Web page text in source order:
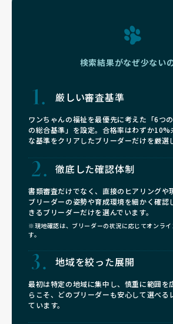
検索結果がなぜ少ない
厳しい審査基準
ワンちゃんの福祉を最優先に考えた「6つ
の総合基準」を設定。合格率はわずか10%
な基準をクリアしたブリーダーだけを厳選
徹底した確認体制
書類審査だけでなく、直接のヒアリングや
ブリーダーの姿勢や育成環境を細かく確認
きるブリーダーだけを選んでいます。
※現地確認は、ブリーダーの状況に応じてオンラ
す。
地域を絞った展開
最初は特定の地域に集中し、慎重に範囲を
らこそ、どのブリーダーも安心して選べる
ています。